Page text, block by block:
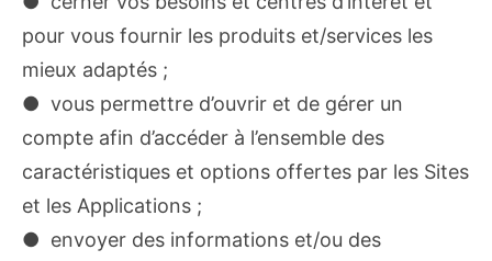
pour vous fournir les produits et/services les
mieux adaptés ;
● vous permettre d’ouvrir et de gérer un
compte afin d’accéder à l’ensemble des
caractéristiques et options offertes par les Sites
et les Applications ;
● envoyer des informations et/ou des